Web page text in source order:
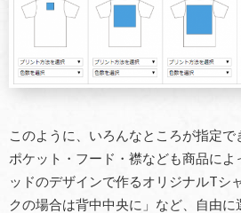
このように、いろんなところが指定で
ポケット・フード・襟なども商品によ
ッドのデザインで作るオリジナルTシ
クの場合は背中中央に」など、自由に